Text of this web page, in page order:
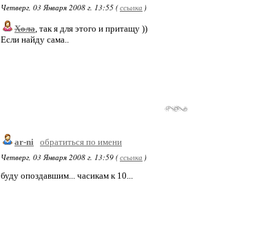
Четверг, 03 Января 2008 г. 13:55 (ссылка )
Хола, так я для этого и притащу ))
Если найду сама..
ar-ni обратиться по имени
Четверг, 03 Января 2008 г. 13:59 (ссылка )
буду опоздавшим... часикам к 10...